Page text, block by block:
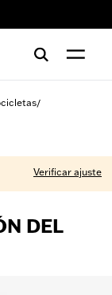
/
Verificar ajuste
DEL